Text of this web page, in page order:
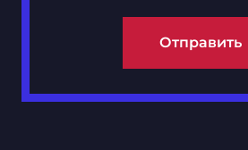
Отправить